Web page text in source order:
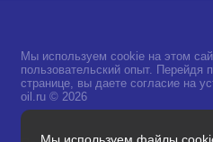
Мы используем cookie на этом
пользовательский опыт. Перейдя
странице, вы даете согласие на
oil.ru © 2026